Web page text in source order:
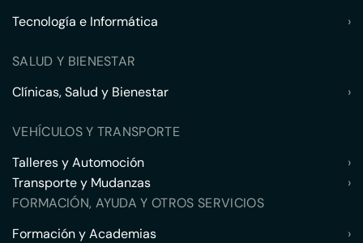
Tecnología e Informática
›
SALUD Y BIENESTAR
Clínicas, Salud y Bienestar
›
VEHÍCULOS Y TRANSPORTE
Talleres y Automoción
›
Transporte y Mudanzas
›
FORMACIÓN, AYUDA Y OTROS SERVICIOS
Formación y Academias
›